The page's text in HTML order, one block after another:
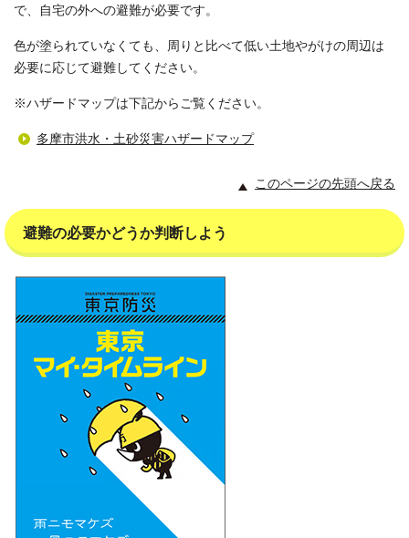
で、自宅の外への避難が必要です。
色が塗られていなくても、周りと比べて低い土地やがけの周辺は
必要に応じて避難してください。
※ハザードマップは下記からご覧ください。
多摩市洪水・土砂災害ハザードマップ
このページの先頭へ戻る
避難の必要かどうか判断しよう